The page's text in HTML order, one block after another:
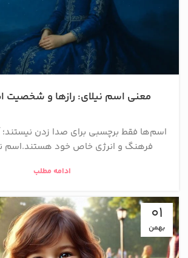
معنی اسم نیلای: رازها و شخصیت
اسم‌ها فقط برچسبی برای صدا زدن نیستند؛
فرهنگ و انرژی خاص خود هستند.اسم
ادامه مطلب
01
بهمن